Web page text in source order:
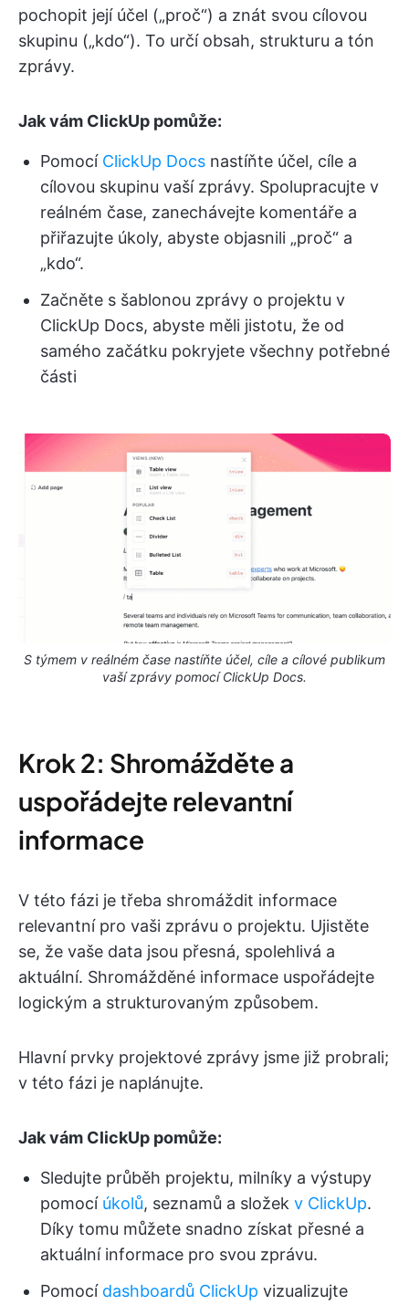
pochopit její účel („proč“) a znát svou cílovou
skupinu („kdo“). To určí obsah, strukturu a tón
zprávy.
Jak vám ClickUp pomůže:
Pomocí ClickUp Docs nastíňte účel, cíle a
cílovou skupinu vaší zprávy. Spolupracujte v
reálném čase, zanechávejte komentáře a
přiřazujte úkoly, abyste objasnili „proč“ a
„kdo“.
Začněte s šablonou zprávy o projektu v
ClickUp Docs, abyste měli jistotu, že od
samého začátku pokryjete všechny potřebné
části
S týmem v reálném čase nastíňte účel, cíle a cílové publikum
vaší zprávy pomocí ClickUp Docs.
Krok 2: Shromážděte a
uspořádejte relevantní
informace
V této fázi je třeba shromáždit informace
relevantní pro vaši zprávu o projektu. Ujistěte
se, že vaše data jsou přesná, spolehlivá a
aktuální. Shromážděné informace uspořádejte
logickým a strukturovaným způsobem.
Hlavní prvky projektové zprávy jsme již probrali;
v této fázi je naplánujte.
Jak vám ClickUp pomůže:
Sledujte průběh projektu, milníky a výstupy
pomocí úkolů, seznamů a složek v ClickUp.
Díky tomu můžete snadno získat přesné a
aktuální informace pro svou zprávu.
Pomocí dashboardů ClickUp vizualizujte